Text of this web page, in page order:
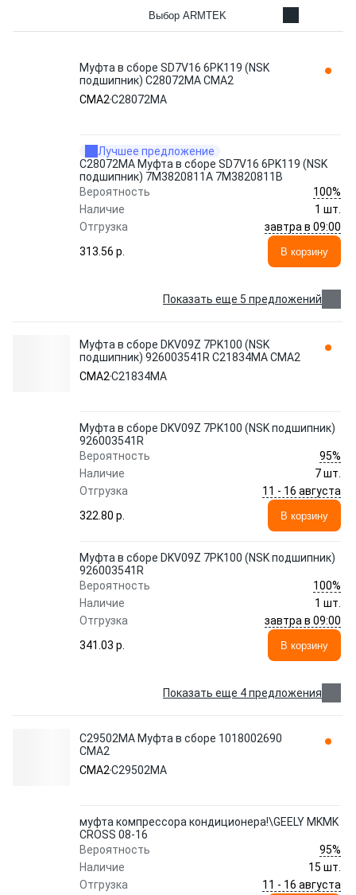
Выбор ARMTEK
Муфта в сборе SD7V16 6PK119 (NSK
подшипник) C28072MA CMA2
CMA2C28072MA
Лучшее предложение
C28072MA Муфта в сборе SD7V16 6PK119 (NSK
подшипник) 7M3820811A 7M3820811B
Вероятность
100%
Наличие
1 шт.
Отгрузка
завтра в 09:00
313.56 p.
В корзину
Показать еще 5 предложений
Муфта в сборе DKV09Z 7PK100 (NSK
подшипник) 926003541R C21834MA CMA2
CMA2C21834MA
Муфта в сборе DKV09Z 7PK100 (NSK подшипник)
926003541R
Вероятность
95%
Наличие
7 шт.
Отгрузка
11 - 16 августа
322.80 p.
В корзину
Муфта в сборе DKV09Z 7PK100 (NSK подшипник)
926003541R
Вероятность
100%
Наличие
1 шт.
Отгрузка
завтра в 09:00
341.03 p.
В корзину
Показать еще 4 предложения
C29502MA Муфта в сборе 1018002690
CMA2
CMA2C29502MA
муфта компрессора кондиционера!\GEELY MKMK
CROSS 08-16
Вероятность
95%
Наличие
15 шт.
Отгрузка
11 - 16 августа